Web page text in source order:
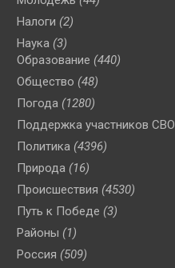
Налоги (2)
Наука (3)
Образование (440)
Общество (48)
Погода (1280)
Поддержка участников СВО
Политика (4396)
Природа (16)
Происшествия (4530)
Путь к Победе (3)
Районы (1)
Россия (509)